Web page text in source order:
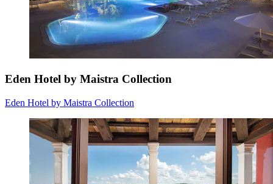
Eden Hotel by Maistra Collection
Eden Hotel by Maistra Collection